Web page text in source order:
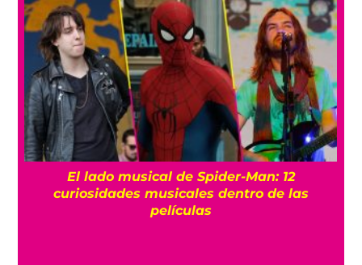
El lado musical de Spider-Man: 12
curiosidades musicales dentro de las
películas